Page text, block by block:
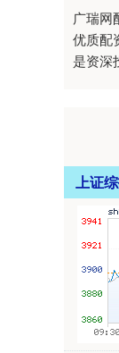
广瑞网
优质配
是资深
上证